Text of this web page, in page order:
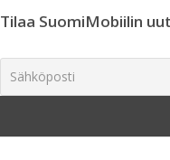
Tilaa SuomiMobiilin